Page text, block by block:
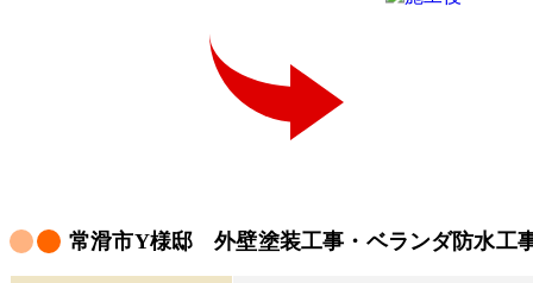
常滑市Y様邸 外壁塗装工事・ベランダ防水工